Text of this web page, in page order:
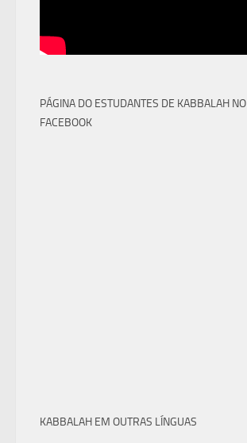
PÁGINA DO ESTUDANTES DE KABBALAH NO
FACEBOOK
KABBALAH EM OUTRAS LÍNGUAS